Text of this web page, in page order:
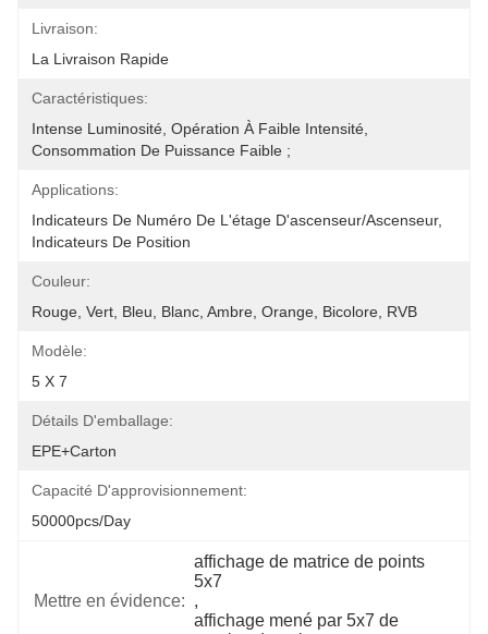
Livraison:
La Livraison Rapide
Caractéristiques:
Intense Luminosité, Opération À Faible Intensité,
Consommation De Puissance Faible ;
Applications:
Indicateurs De Numéro De L'étage D'ascenseur/ascenseur,
Indicateurs De Position
Couleur:
Rouge, Vert, Bleu, Blanc, Ambre, Orange, Bicolore, RVB
Modèle:
5 X 7
Détails D'emballage:
EPE+carton
Capacité D'approvisionnement:
50000pcs/day
Mettre en évidence:
affichage de matrice de points
5x7
,
affichage mené par 5x7 de